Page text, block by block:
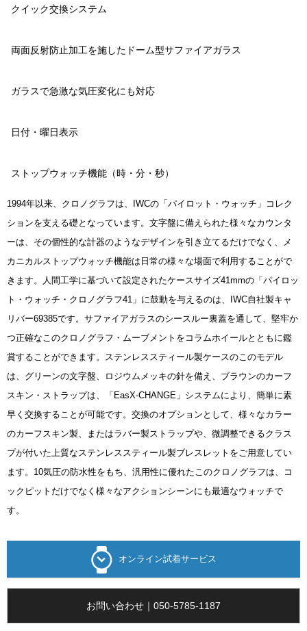
クイック交換システム
両面反射防止加工を施したドーム型サファイアガラス
ガラスで急激な気圧変化にも対応
日付・曜日表示
ストップウォッチ機能（時・分・秒）
1994年以来、クロノグラフは、IWCの「パイロット・ウォッチ」コレク
ションを支える礎となっています。文字盤に備えられた様々なカウンタ
ーは、その個性的な計器のようなデザインを引き立てるだけでなく、メ
カニカルストップウォッチ機能は日常の様々な場面で利用することがで
きます。人間工学に基づいて設定されたケースサイズ41mmの「パイロッ
ト・ウォッチ・クロノグラフ41」に鼓動を与えるのは、IWC自社製キャ
リバー69385です。サファイアガラスのシースルー裏蓋を通して、堅牢か
つ正確なこのクロノグラフ・ムーブメントをコラムホイールとともに鑑
賞することができます。ステンレススティール製ケースのこのモデル
は、グリーンの文字盤、ロジウムメッキの針を備え、ブラウンのカーフ
スキン・ストラップは、「EasX-CHANGE」システムにより、簡単に素
早く交換することが可能です。交換のオプションとして、様々なカラー
のカーフスキン製、またはラバー製ストラップや、微調整できるクラス
プが付いた上質なステンレススティール製ブレスレットをご用意してい
ます。10気圧の防水性をもち、汎用性に優れたこのクロノグラフは、コ
ックピットだけでなく様々なアクションシーンにも最適なウォッチで
す。
オンライン試着サービス
お問い合わせ｜050-5785-1187